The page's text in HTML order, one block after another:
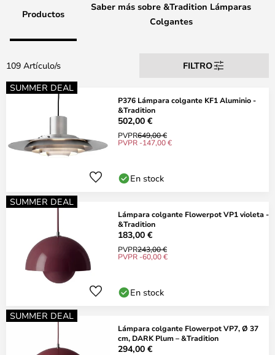
Productos
Saber más sobre &Tradition Lámparas
Colgantes
109 Artículo/s
FILTRO
SUMMER DEAL
P376 Lámpara colgante KF1 Aluminio -
&Tradition
502,00 €
PVPR649,00 €
PVPR -147,00 €
En stock
SUMMER DEAL
Lámpara colgante Flowerpot VP1 violeta -
&Tradition
183,00 €
PVPR243,00 €
PVPR -60,00 €
En stock
SUMMER DEAL
Lámpara colgante Flowerpot VP7, Ø 37
cm, DARK Plum – &Tradition
294,00 €